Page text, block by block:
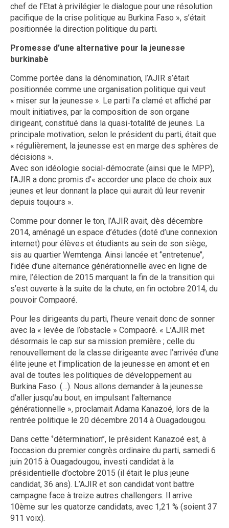
chef de l’Etat à privilégier le dialogue pour une résolution
pacifique de la crise politique au Burkina Faso », s’était
positionnée la direction politique du parti.
Promesse d’une alternative pour la jeunesse
burkinabè
Comme portée dans la dénomination, l’AJIR s’était
positionnée comme une organisation politique qui veut
« miser sur la jeunesse ». Le parti l’a clamé et affiché par
moult initiatives, par la composition de son organe
dirigeant, constitué dans la quasi-totalité de jeunes. La
principale motivation, selon le président du parti, était que
« régulièrement, la jeunesse est en marge des sphères de
décisions ».
Avec son idéologie social-démocrate (ainsi que le MPP),
l’AJIR a donc promis d’« accorder une place de choix aux
jeunes et leur donnant la place qui aurait dû leur revenir
depuis toujours ».
Comme pour donner le ton, l’AJIR avait, dès décembre
2014, aménagé un espace d’études (doté d’une connexion
internet) pour élèves et étudiants au sein de son siège,
sis au quartier Wemtenga. Ainsi lancée et ‘’entretenue’’,
l’idée d’une alternance générationnelle avec en ligne de
mire, l’élection de 2015 marquant la fin de la transition qui
s’est ouverte à la suite de la chute, en fin octobre 2014, du
pouvoir Compaoré.
Pour les dirigeants du parti, l’heure venait donc de sonner
avec la « levée de l’obstacle » Compaoré. « L’AJIR met
désormais le cap sur sa mission première ; celle du
renouvellement de la classe dirigeante avec l’arrivée d’une
élite jeune et l’implication de la jeunesse en amont et en
aval de toutes les politiques de développement au
Burkina Faso. (…). Nous allons demander à la jeunesse
d’aller jusqu’au bout, en impulsant l’alternance
générationnelle », proclamait Adama Kanazoé, lors de la
rentrée politique le 20 décembre 2014 à Ouagadougou.
Dans cette ‘’détermination’’, le président Kanazoé est, à
l’occasion du premier congrès ordinaire du parti, samedi 6
juin 2015 à Ouagadougou, investi candidat à la
présidentielle d’octobre 2015 (il était le plus jeune
candidat, 36 ans). L’AJIR et son candidat vont battre
campagne face à treize autres challengers. Il arrive
10ème sur les quatorze candidats, avec 1,21 % (soient 37
911 voix).